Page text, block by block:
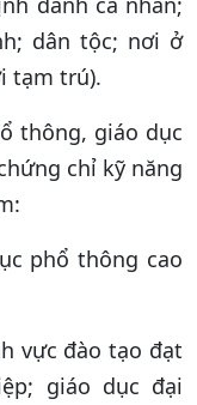
dân tộc; nơi ở
tạm trú).
thông, giáo dục
chỉ kỹ năng
phổ thông cao
vực đào tạo đạt
giáo dục đại